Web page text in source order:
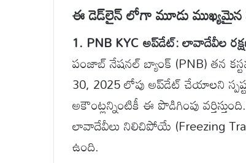
ఈ డెడ్‌లైన్ లోగా మూడు ముఖ్యమైన
1. PNB KYC అప్‌డేట్: లావాదేవీల
పంజాబ్ నేషనల్ బ్యాంక్ (PNB) తన
30, 2025 లోపు అప్‌డేట్ చేయాలని
అకౌంట్లన్నింటికీ ఈ పొడిగింపు
లావాదేవీలు నిలిచిపోయే (Freezing
ఉంది.